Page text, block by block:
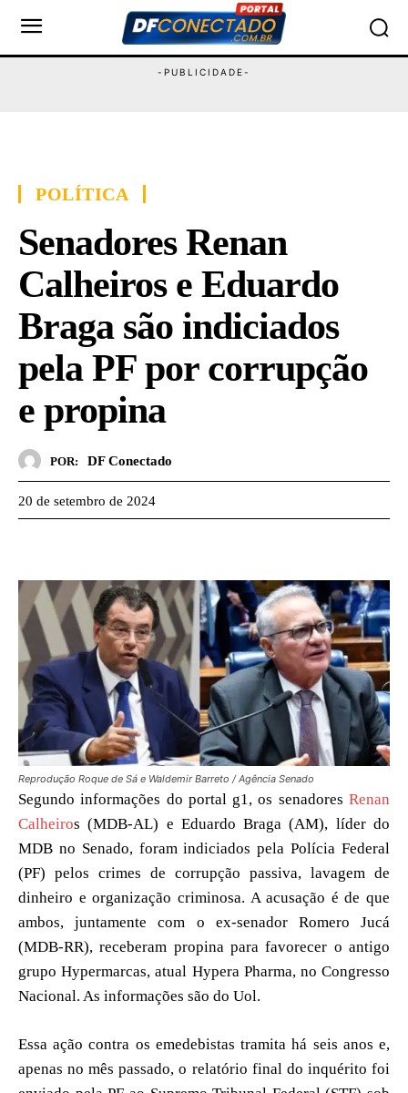
POLÍTICA
Senadores Renan
Calheiros e Eduardo
Braga são indiciados
pela PF por corrupção
e propina
POR: DF Conectado
20 de setembro de 2024
Reprodução Roque de Sá e Waldemir Barreto / Agência Senado
Segundo informações do portal g1, os senadores Renan
Calheiros (MDB-AL) e Eduardo Braga (AM), líder do
MDB no Senado, foram indiciados pela Polícia Federal
(PF) pelos crimes de corrupção passiva, lavagem de
dinheiro e organização criminosa. A acusação é de que
ambos, juntamente com o ex-senador Romero Jucá
(MDB-RR), receberam propina para favorecer o antigo
grupo Hypermarcas, atual Hypera Pharma, no Congresso
Nacional. As informações são do Uol.
Essa ação contra os emedebistas tramita há seis anos e,
apenas no mês passado, o relatório final do inquérito foi